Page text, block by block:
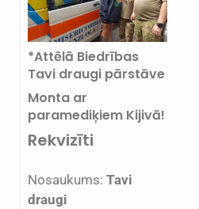
*Attēlā Biedrības
Tavi draugi pārstāve
Monta ar
paramediķiem Kijivā!
Rekvizīti
Nosaukums: Tavi
draugi